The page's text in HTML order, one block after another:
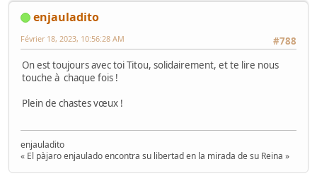
enjauladito
#788
Février 18, 2023, 10:56:28 AM
On est toujours avec toi Titou, solidairement, et te lire nous
touche à chaque fois !
Plein de chastes vœux !
enjauladito
« El pàjaro enjaulado encontra su libertad en la mirada de su Reina »